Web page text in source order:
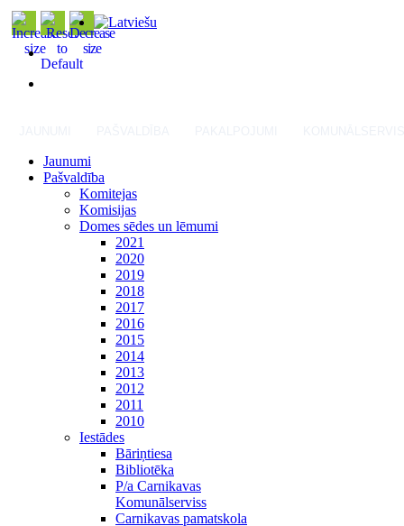
Jaunumi
Pašvaldība
Komitejas
Komisijas
Domes sēdes un lēmumi
2021
2020
2019
2018
2017
2016
2015
2014
2013
2012
2011
2010
Iestādes
Bāriņtiesa
Bibliotēka
P/a Carnikavas
Komunālserviss
Carnikavas pamatskola